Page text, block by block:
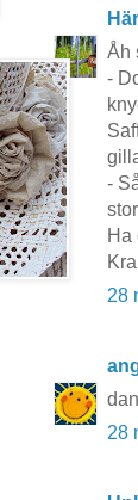
Åh
-
-
Ha
28
28